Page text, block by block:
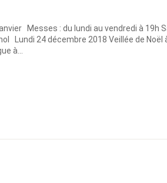
Messes : du lundi au vendredi à 19h
Lundi 24 décembre 2018 Veillée de Noël
à...